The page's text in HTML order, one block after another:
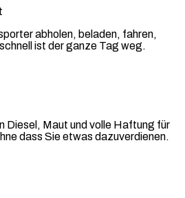
abholen, beladen, fahren,
ist der ganze Tag weg.
Diesel, Maut und volle Haftung für
dass Sie etwas dazuverdienen.